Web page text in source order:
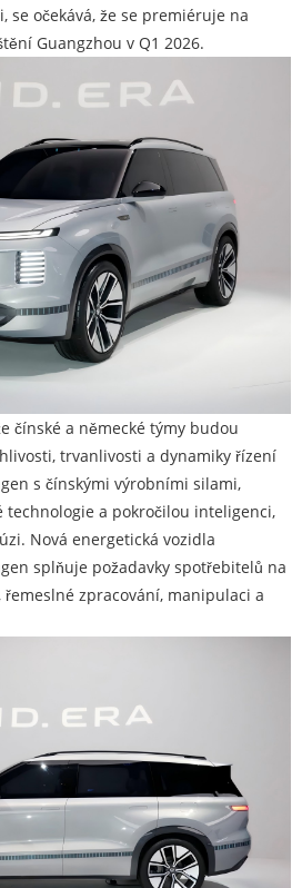
se očekává, že se premiéruje na
Guangzhou v Q1 2026.
čínské a německé týmy budou
trvanlivosti a dynamiky řízení
s čínskými výrobními silami,
technologie a pokročilou inteligenci,
Nová energetická vozidla
splňuje požadavky spotřebitelů na
zpracování, manipulaci a